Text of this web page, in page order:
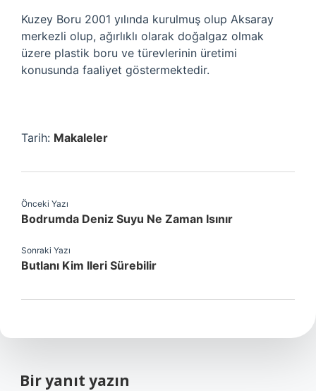
Kuzey Boru 2001 yılında kurulmuş olup Aksaray
merkezli olup, ağırlıklı olarak doğalgaz olmak
üzere plastik boru ve türevlerinin üretimi
konusunda faaliyet göstermektedir.
Tarih: Makaleler
Önceki Yazı
Bodrumda Deniz Suyu Ne Zaman Isınır
Sonraki Yazı
Butlanı Kim Ileri Sürebilir
Bir yanıt yazın